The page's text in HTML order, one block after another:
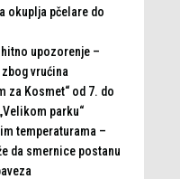
okuplja pčelare do
upozorenje –
vrućina
za Kosmet“ od 7. do
parku“
temperaturama –
da smernice postanu